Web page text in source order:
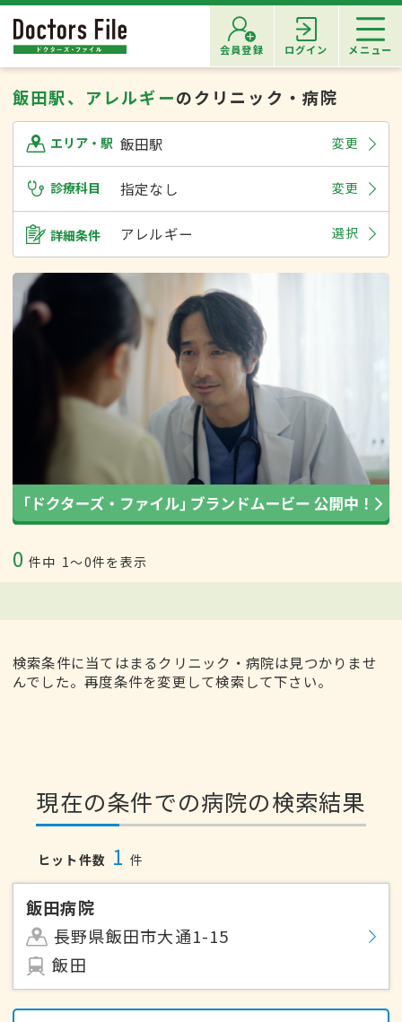
会員登録 ログイン メニュー
飯田駅、アレルギーのクリニック・病院
エリア・駅 飯田駅 変更
診療科目 指定なし 変更
詳細条件 アレルギー 選択
0 件中 1〜0件を表示
検索条件に当てはまるクリニック・病院は見つかりませ
んでした。再度条件を変更して検索して下さい。
現在の条件での病院の検索結果
ヒット件数 1 件
飯田病院
長野県飯田市大通1-15
飯田